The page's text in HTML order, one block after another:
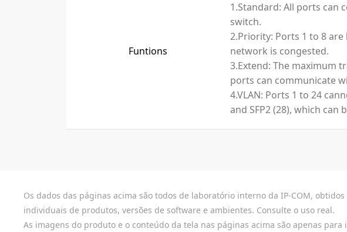
Funtions
1.Standard: All ports can
switch.
2.Priority: Ports 1 to 8
network is congested.
3.Extend: The maximum
ports can communicate
4.VLAN: Ports 1 to 24
and SFP2 (28), which
Os dados das páginas acima são todos de laboratório interno da IP-COM,
individuais de produtos, versões de software e ambientes. Consulte o uso real.
As imagens do produto e o conteúdo da tela nas páginas acima são apenas